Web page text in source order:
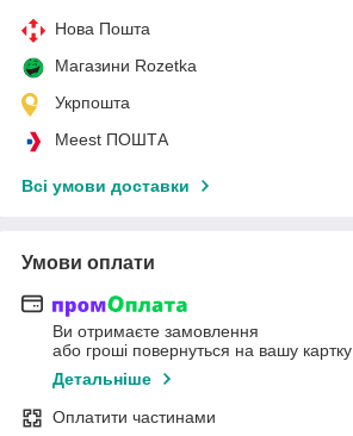
Нова Пошта
Магазини Rozetka
Укрпошта
Meest ПОШТА
Всі умови доставки
Умови оплати
Ви отримаєте замовлення
або гроші повернуться на вашу картку
Детальніше
Оплатити частинами